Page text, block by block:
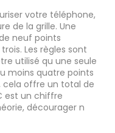
votre téléphone,
de la grille. Une
neuf points
Les règles sont
utilisé qu une seule
moins quatre points
offre un total de
est un chiffre
décourager n